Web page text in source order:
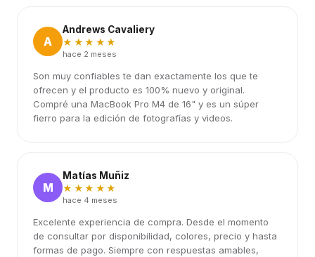
A
Andrews Cavaliery
★★★★★
hace 2 meses
Son muy confiables te dan exactamente los que te
ofrecen y el producto es 100% nuevo y original.
Compré una MacBook Pro M4 de 16" y es un súper
fierro para la edición de fotografías y videos.
M
Matías Muñiz
★★★★★
hace 4 meses
Excelente experiencia de compra. Desde el momento
de consultar por disponibilidad, colores, precio y hasta
formas de pago. Siempre con respuestas amables,